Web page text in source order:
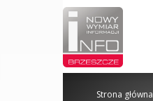
InfoBrzeszcze.pl
Strona główna